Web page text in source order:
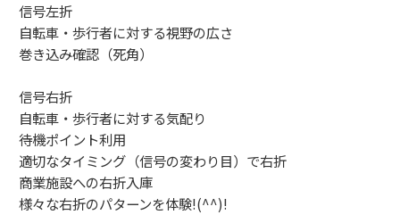
信号左折
自転車・歩行者に対する視野の広さ
巻き込み確認（死角）
信号右折
自転車・歩行者に対する気配り
待機ポイント利用
適切なタイミング（信号の変わり目）で右折
商業施設への右折入庫
様々な右折のパターンを体験!(^^)!